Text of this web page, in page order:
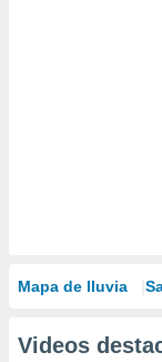
Mapa de lluvia
Videos